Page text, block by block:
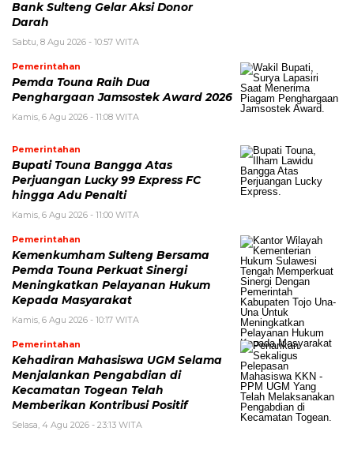
Bank Sulteng Gelar Aksi Donor
Darah
Sabtu, 8 Agu 2026 - 10:57 WITA
Pemerintahan
Pemda Touna Raih Dua
Penghargaan Jamsostek Award 2026
Kamis, 6 Agu 2026 - 11:08 WITA
Pemerintahan
Bupati Touna Bangga Atas
Perjuangan Lucky 99 Express FC
hingga Adu Penalti
Kamis, 6 Agu 2026 - 11:00 WITA
Pemerintahan
Kemenkumham Sulteng Bersama
Pemda Touna Perkuat Sinergi
Meningkatkan Pelayanan Hukum
Kepada Masyarakat
Kamis, 6 Agu 2026 - 10:17 WITA
Pemerintahan
Kehadiran Mahasiswa UGM Selama
Menjalankan Pengabdian di
Kecamatan Togean Telah
Memberikan Kontribusi Positif
Selasa, 4 Agu 2026 - 23:13 WITA